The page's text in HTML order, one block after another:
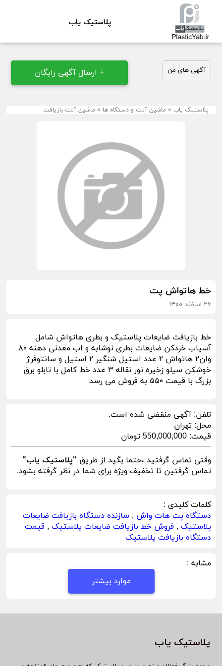
پلاستیک یاب
آگهی های من + ارسال آگهی رایگان
پلاستیک یاب » ماشین آلات و دستگاه ها » ماشین آلات بازیافت
خط هاتواش پت
۲۶ اسفند ۱۴۰۰
خط بازیافت ضایعات پلاستیک و بطری هاتواش شامل
آسیاب خردکن ضایعات بطری نوشابه و اب معدنی دهنه ۸۰
وان۲ هاتواش ۲ عدد استیل شنگیر ۲ استیل و سانتوفرژ
خوشکن سیلو زخیره نور نقاله ۳ عدد خط کامل با تابلو برق
بزرگ با قیمت ۵۵۰ به فروش می رسد
تلفن:آگهی منقضی شده است.
محل: تهران
قیمت: 550,000,000 تومان
وقتی تماس گرفتید ،حتما بگید از طریق "پلاستیک یاب"
تماس گرفتین تا تخفیف ویژه برای شما در نظر گرفته بشود.
کلمات کلیدی :
دستگاه پت هات واش , سازنده دستگاه بازیافت ضایعات
پلاستیک , فروش خط بازیافت ضایعات پلاستیک , قیمت
دستگاه بازیافت پلاستیک
مشابه :
موارد بیشتر
پلاستیک یاب